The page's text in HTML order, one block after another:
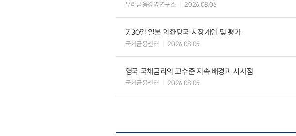
우리금융경영연구소 2026.08.06
7.30일 일본 외환당국 시장개입 및 평가
국제금융센터 2026.08.05
영국 국채금리의 고수준 지속 배경과 시사점
국제금융센터 2026.08.05